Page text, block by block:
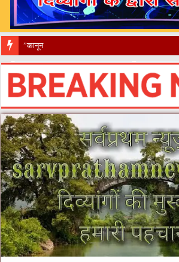
​”कानून तो बदल गया 2016 में, दिव्यांगों के हालात कब बदलेंग